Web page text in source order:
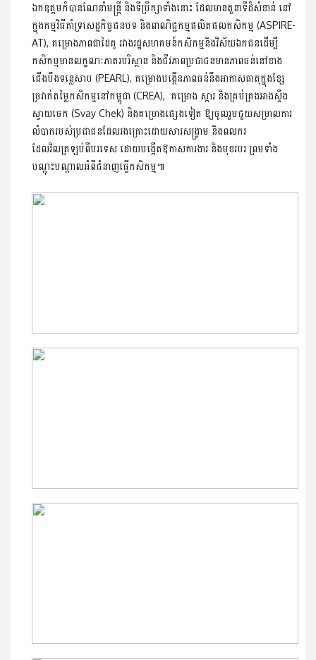
ឯកឧត្តមក៏បានណែនាំមន្ត្រី និងទីប្រឹក្សាទាំងនោះ ដែលមានតួនាទីដ៏សំខាន់ នៅ
ក្នុងកម្មវិធីគាំទ្រសេដ្ឋកិច្ចជនបទ និងពាណិជ្ជកម្មផលិតផលកសិកម្ម (ASPIRE-
AT), គម្រោងភាពជាដៃគូ រវាងរដ្ឋ​សហគមន៍កសិកម្មនិងវិស័យឯកជនដើម្បី
កសិកម្មមានលក្ខណៈភាតរបរិស្ថាន និងជីវភាពប្រជាជនមានភាពធន់នៅខាង
ជើងបឹងទន្លេសាប (PEARL), គម្រោងបង្កើនភាពធន់នឹងអាកាសធាតុក្នុងខ្សែ
ច្រវាក់តម្លៃកសិកម្មនៅកម្ពុជា (CREA), គម្រោង ស្តារ និងគ្រប់គ្រងអាងស្ទឹង
ស្វាយចេក (Svay Chek) និងគម្រោងផ្សេងទៀត ឱ្យចូលរួមជួយសម្រាលការ
លំបាករបស់ប្រជាជនដែលរងគ្រោះដោយសារសង្ទ្រាម និងពលករ
ដែលវិលត្រឡប់ពីបរទេស ដោយបង្កើតឱកាសការងារ និងមុខរបរ ព្រមទាំង
បណ្តុះបណ្តាលអំពីជំនាញធ្វើកសិកម្ម៕